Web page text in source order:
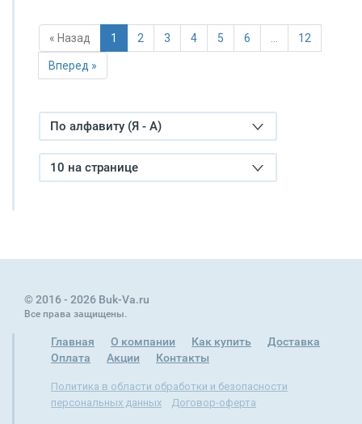
« Назад 1 2 3 4 5 6 … 12
Вперед »
По алфавиту (Я - А)
10 на странице
© 2016 - 2026 Buk-Va.ru
Все права защищены.
Главная О компании Как купить
Доставка
Оплата
Акции Контакты
Политика в области обработки и безопасности
персональных данных
Договор-оферта